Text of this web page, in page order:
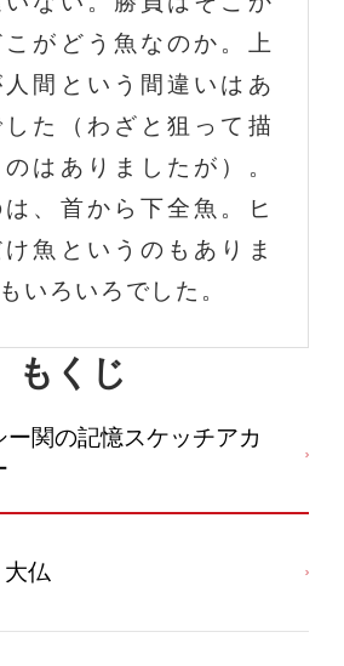
こがどう魚なのか。上
間という間違いはあ
した（わざと狙って描
はありましたが）。
、首から下全魚。ヒ
魚というのもありま
いろいろでした。
もくじ
ー関の記憶スケッチアカ
仏